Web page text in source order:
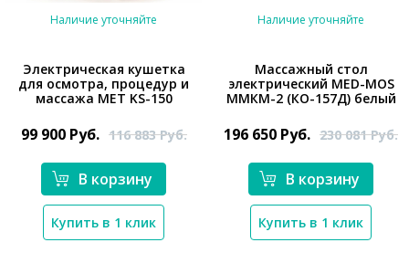
*}
Наличие уточняйте
Электрическая кушетка
для осмотра, процедур и
массажа MET KS-150
99 900 Руб. 116 883Руб.
В корзину
Купить в 1 клик
*}
Наличие уточняйте
Массажный стол
электричеcкий MED-MOS
ММКМ-2 (КО-157Д) белый
196 650 Руб. 230 081Руб.
В корзину
Купить в 1 клик